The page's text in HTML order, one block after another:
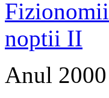
Anul